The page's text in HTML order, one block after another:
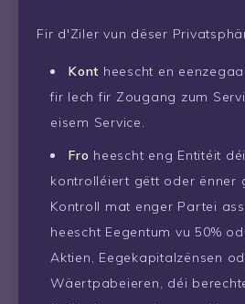
Fir d'Ziler vun dëser
Kont heescht en
fir Iech fir Zougang zum
eisem Service.
Fro heescht eng Entitéit
kontrolléiert gëtt oder ënner
Kontroll mat enger Partei
heescht Eegentum vu 50%
Aktien, Eegekapitalzënsen
Wäertpabeieren, déi